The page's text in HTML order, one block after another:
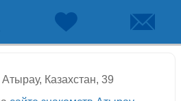
Атырау, Казахстан, 39